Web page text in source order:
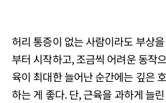
허리 통증이 없는 사람이라도 부상
부터 시작하고, 조금씩 어려운 동작
육이 최대한 늘어난 순간에는 깊은
하는 게 좋다. 단, 근육을 과하게 늘